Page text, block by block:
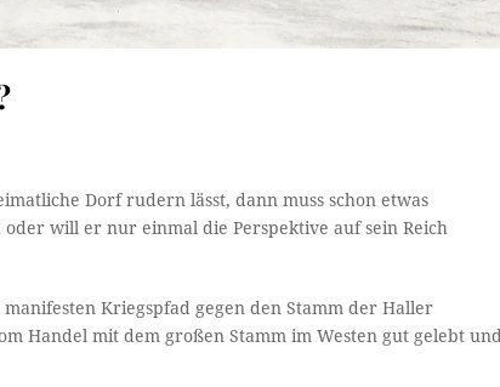
Dorf rudern lässt, dann muss schon etwas
will er nur einmal die Perspektive auf sein Reich
Kriegspfad gegen den Stamm der Haller
Handel mit dem großen Stamm im Westen gut gelebt und